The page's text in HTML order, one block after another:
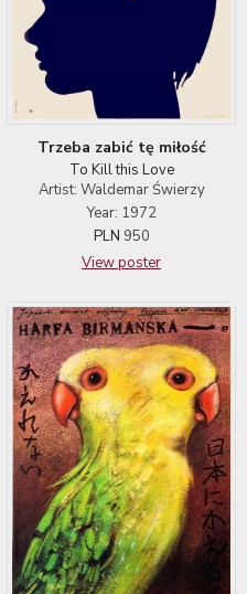
Trzeba zabić tę miłość
To Kill this Love
Artist: Waldemar Świerzy
Year: 1972
PLN 950
View poster